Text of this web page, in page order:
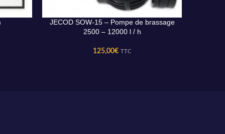
AJOUTER AU PANIER
JECOD SOW-15 – Pompe de brassage
2500 – 12000 l / h
125,00€ TTC